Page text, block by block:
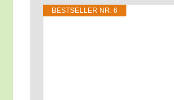
BEST­SEL­LER NR. 6